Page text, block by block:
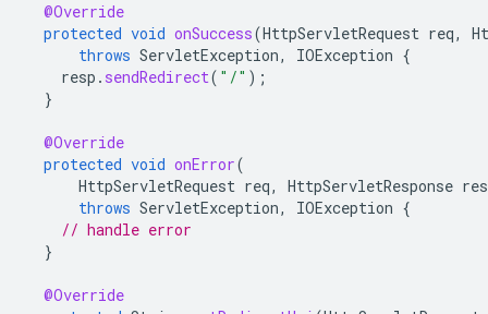
@Override
protected void onSuccess(HttpServletRequest req,
throws ServletException, IOException {
resp . sendRedirect( "/" );
}
@Override
protected void onError(
HttpServletRequest req, HttpServletResponse
throws ServletException, IOException {
// handle error
}
@Override